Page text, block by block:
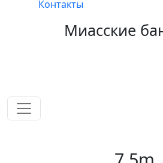
Контакты
Миасские